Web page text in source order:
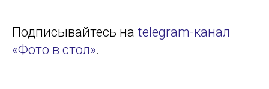
Подписывайтесь на telegram-канал
«Фото в стол».